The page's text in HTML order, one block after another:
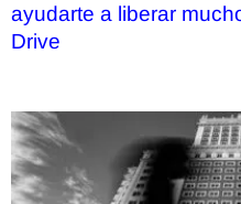
ayudarte a liberar
Drive